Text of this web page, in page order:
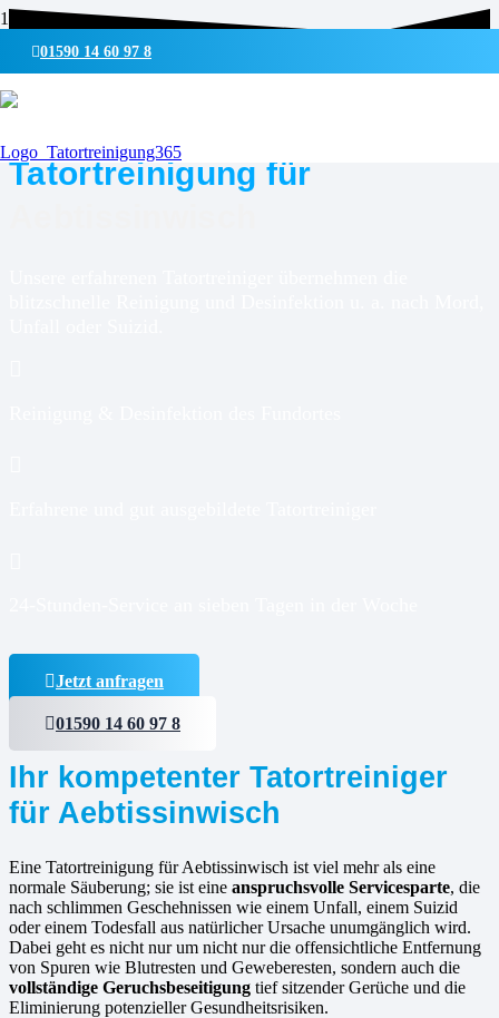
01590 14 60 97 8
Tatortreinigung für
Jetzt anfragen
01590 14 60 97 8
Ihr kompetenter Tatortreiniger
für Aebtissinwisch
Eine Tatortreinigung für Aebtissinwisch ist viel mehr als eine
normale Säuberung; sie ist eine anspruchsvolle Servicesparte, die
nach schlimmen Geschehnissen wie einem Unfall, einem Suizid
oder einem Todesfall aus natürlicher Ursache unumgänglich wird.
Dabei geht es nicht nur um nicht nur die offensichtliche Entfernung
von Spuren wie Blutresten und Geweberesten, sondern auch die
vollständige Geruchsbeseitigung tief sitzender Gerüche und die
Eliminierung potenzieller Gesundheitsrisiken.